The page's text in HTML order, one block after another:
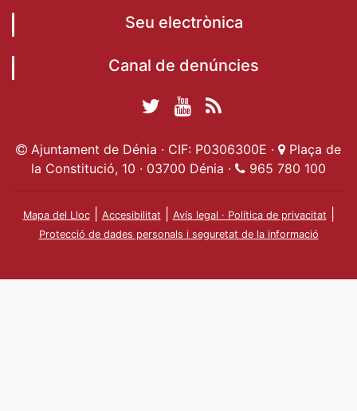
Seu electrònica
Canal de denúncies
de Dénia
Twitter Ajuntament
de Dénia
Ajuntament de
Dénia
Actualitat
Ajuntament
Ajuntament de Dénia · CIF: P0306300E ·
Plaça de
la Constitució, 10 · 03700 Dénia ·
965 780 100
Mapa del Lloc| Accesibilitat Avís legal · Política de privacitat
Protecció de dades personals i seguretat de la informació